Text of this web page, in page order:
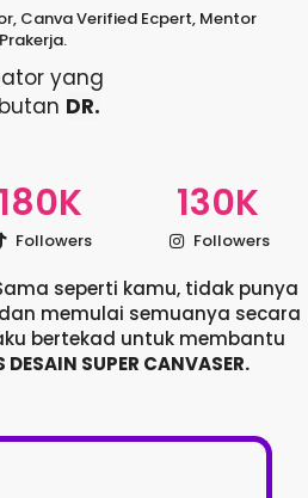
Canva Verified Ecpert, Mentor
Prakerja.
yang
DR.
130K
Followers
180K
Followers
seperti kamu, tidak punya
memulai semuanya secara
bertekad untuk membantu
DESAIN SUPER CANVASER.